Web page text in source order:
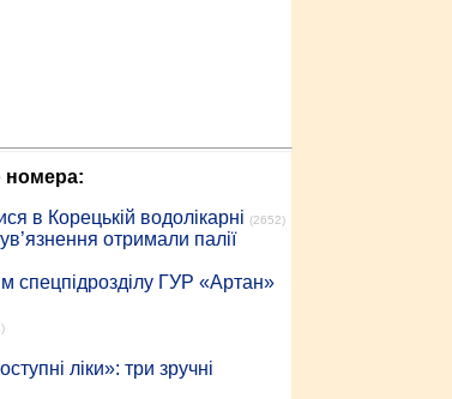
номера:
в Корецькій водолікарні (2652)
отримали палії
спецпідрозділу ГУР «Артан»
ліки»: три зручні